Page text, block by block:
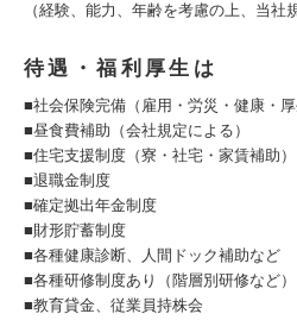
（経験、能力、年齢を考慮の上、当社
待遇・福利厚生は
■社会保険完備（雇用・労災・健康・厚
■昼食費補助（会社規定による）
■住宅支援制度（寮・社宅・家賃補助）
■退職金制度
■確定拠出年金制度
■財形貯蓄制度
■各種健康診断、人間ドック補助など
■各種研修制度あり（階層別研修など）
■教育貸金、従業員持株会